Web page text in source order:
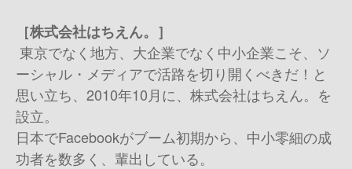
［株式会社はちえん。］
東京でなく地方、大企業でなく中小企業こそ、ソ
ーシャル・メディアで活路を切り開くべきだ！と
思い立ち、2010年10月に、株式会社はちえん。を
設立。
日本でFacebookがブーム初期から、中小零細の成
功者を数多く、輩出している。